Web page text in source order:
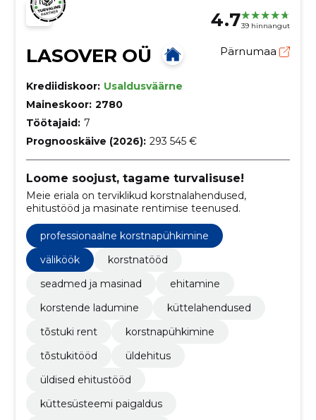
4.739 hinnangut
LASOVER OÜ Pärnumaa
Krediidiskoor: Usaldusväärne
Maineskoor: 2780
Töötajaid: 7
Prognooskäive (2026): 293 545 €
Loome soojust, tagame turvalisuse!
Meie eriala on terviklikud korstnalahendused,
ehitustööd ja masinate rentimise teenused.
professionaalne korstnapühkimine
väliköök
korstnatööd
seadmed ja masinad
ehitamine
korstende ladumine
küttelahendused
tõstuki rent
korstnapühkimine
tõstukitööd
üldehitus
üldised ehitustööd
küttesüsteemi paigaldus